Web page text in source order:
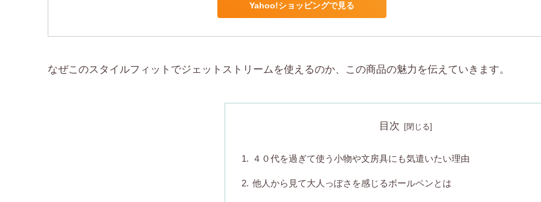
Yahoo!ショッピングで見る
なぜこのスタイルフィットでジェットストリームを使えるのか、この商品の魅力を伝えていきます。
目次
４０代を過ぎて使う小物や文房具にも気遣いたい理由
他人から見て大人っぽさを感じるボールペンとは